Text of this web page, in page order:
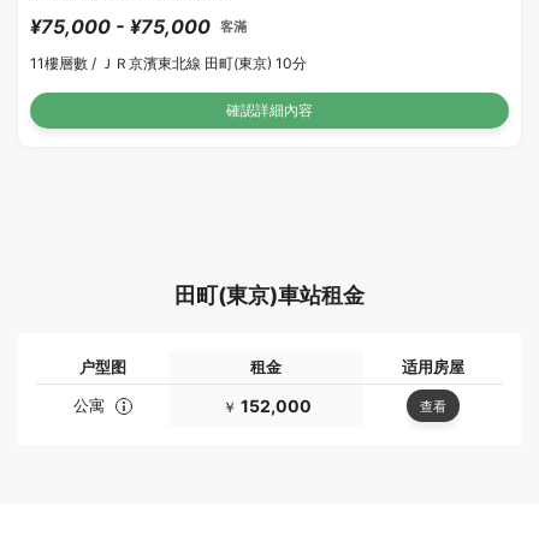
¥75,000 - ¥75,000 客滿
11樓層數 / ＪＲ京濱東北線 田町(東京) 10分
確認詳細內容
田町(東京)車站租金
户型图 租金
适用房屋
公寓
￥ 152,000 查看